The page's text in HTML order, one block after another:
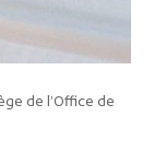
de l’Office de